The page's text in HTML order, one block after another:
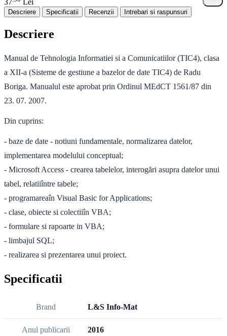
37
Lei
Descriere Specificatii Recenzii Intrebari si raspunsuri
Descriere
Manual de Tehnologia Informatiei si a Comunicatiilor (TIC4), clasa
a XII-a (Sisteme de gestiune a bazelor de date TIC4) de Radu
Boriga. Manualul este aprobat prin Ordinul MEdCT 1561/87 din
23. 07. 2007.
Din cuprins:
- baze de date - notiuni fundamentale, normalizarea datelor,
implementarea modelului conceptual;
- Microsoft Access - crearea tabelelor, interogări asupra datelor unui
tabel, relatiiîntre tabele;
- programareaîn Visual Basic for Applications;
- clase, obiecte si colectiiîn VBA;
- formulare si rapoarte in VBA;
- limbajul SQL;
- realizarea si prezentarea unui proiect.
Specificatii
Brand L&S Info-Mat
Anul publicarii 2016